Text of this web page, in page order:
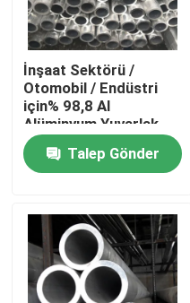
Ana sayfa
Ürünler
İnşaat Sektörü /
Otomobil / Endüstri
için% 98,8 Al
Alüminyum Yuvarlak
Boru T8
Talep Gönder